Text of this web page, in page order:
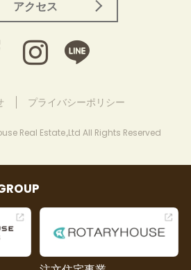
アクセス
プライバシーポリシー
Real Estate.,Ltd All Rights Reserved